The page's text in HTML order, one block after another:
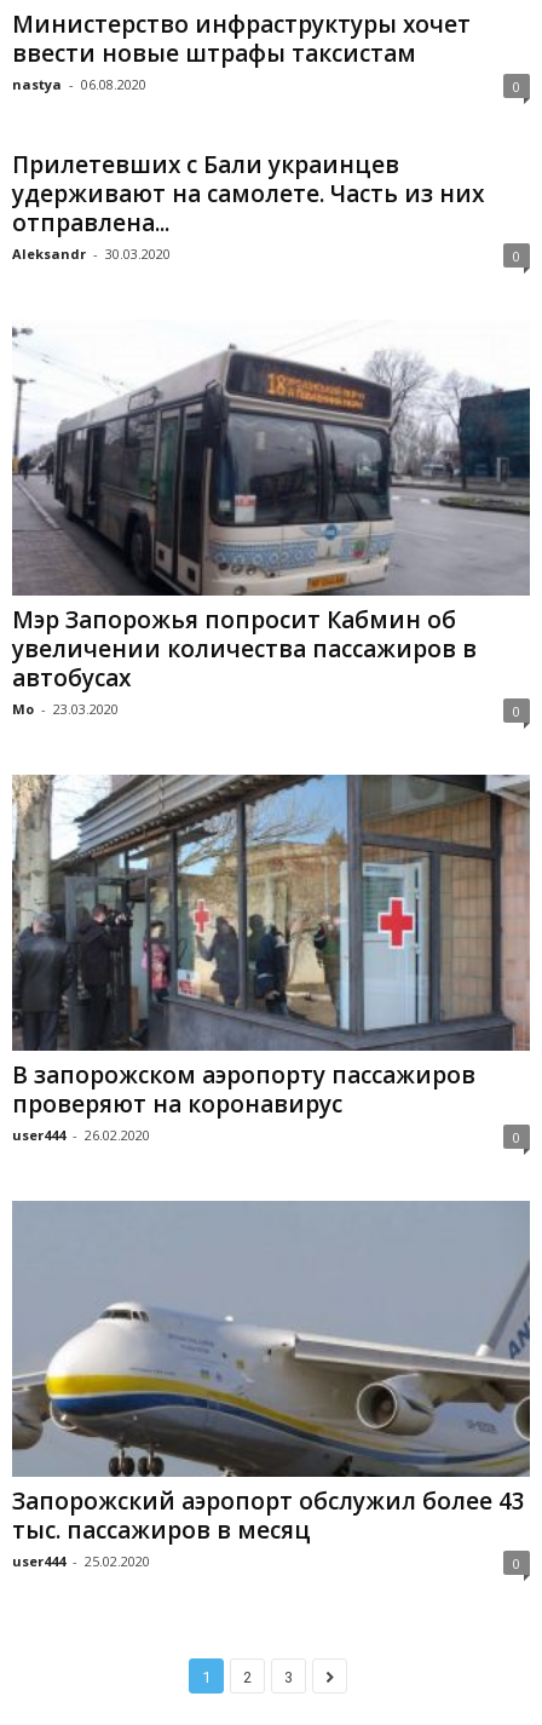
Министерство инфраструктуры хочет
ввести новые штрафы таксистам
nastya - 06.08.2020 0
Прилетевших с Бали украинцев
удерживают на самолете. Часть из них
отправлена...
Aleksandr - 30.03.2020 0
Мэр Запорожья попросит Кабмин об
увеличении количества пассажиров в
автобусах
Mo - 23.03.2020 0
В запорожском аэропорту пассажиров
проверяют на коронавирус
user444 - 26.02.2020 0
Запорожский аэропорт обслужил более 43
тыс. пассажиров в месяц
user444 - 25.02.2020 0
1 2 3